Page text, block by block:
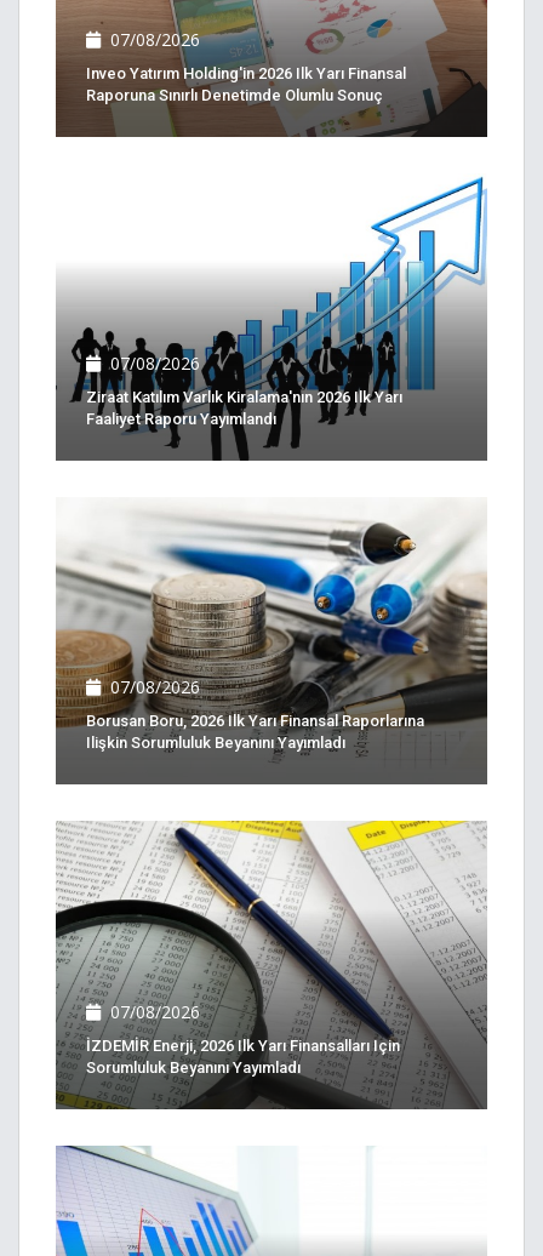
07/08/2026
Inveo Yatırım Holding'in 2026 Ilk Yarı Finansal
Raporuna Sınırlı Denetimde Olumlu Sonuç
07/08/2026
Ziraat Katılım Varlık Kiralama'nın 2026 Ilk Yarı
Faaliyet Raporu Yayımlandı
07/08/2026
Borusan Boru, 2026 Ilk Yarı Finansal Raporlarına
Ilişkin Sorumluluk Beyanını Yayımladı
07/08/2026
İZDEMİR Enerji, 2026 Ilk Yarı Finansalları Için
Sorumluluk Beyanını Yayımladı